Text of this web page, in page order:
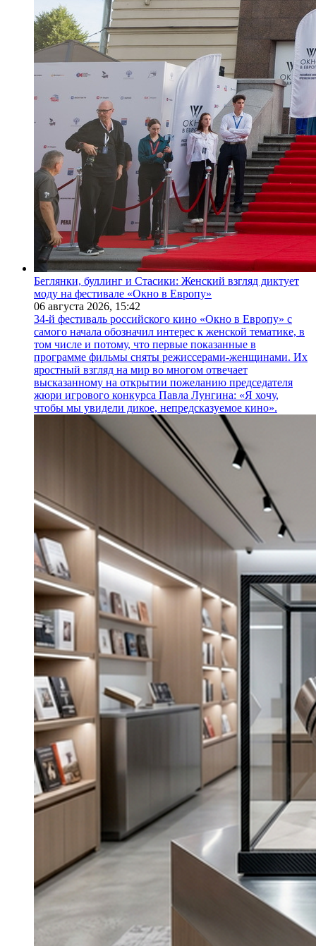
Беглянки, буллинг и Стасики: Женский взгляд диктует
моду на фестивале «Окно в Европу»
06 августа 2026, 15:42
34-й фестиваль российского кино «Окно в Европу» с
самого начала обозначил интерес к женской тематике, в
том числе и потому, что первые показанные в
программе фильмы сняты режиссерами-женщинами. Их
яростный взгляд на мир во многом отвечает
высказанному на открытии пожеланию председателя
жюри игрового конкурса Павла Лунгина: «Я хочу,
чтобы мы увидели дикое, непредсказуемое кино».